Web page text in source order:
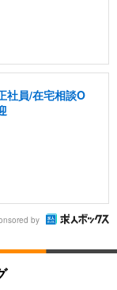
社員/在宅相談O
by